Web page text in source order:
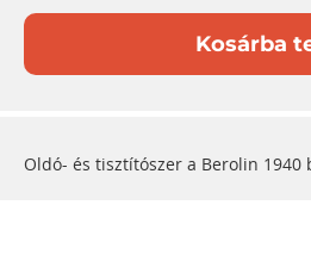
Kosárba
Oldó- és tisztítószer a Berolin 1940